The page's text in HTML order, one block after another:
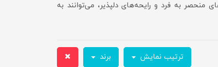
به فرد و رایحه‌های دلپذیر، می‌توانند به
ترتیب نمایش برند